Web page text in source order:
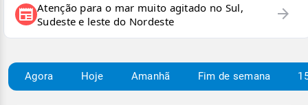
newspaper Atenção para o mar muito agitado no Sul,
Sudeste e leste do Nordeste
arrow_forward
Agora Hoje Amanhã Fim de semana